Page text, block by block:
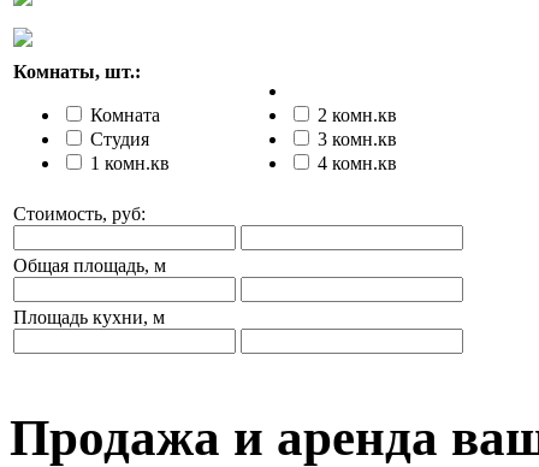
Комнаты, шт.:
Комната
Студия
1 комн.кв
2 комн.кв
3 комн.кв
4 комн.кв
Стоимость, руб:
Общая площадь, м
Площадь кухни, м
Продажа и аренда